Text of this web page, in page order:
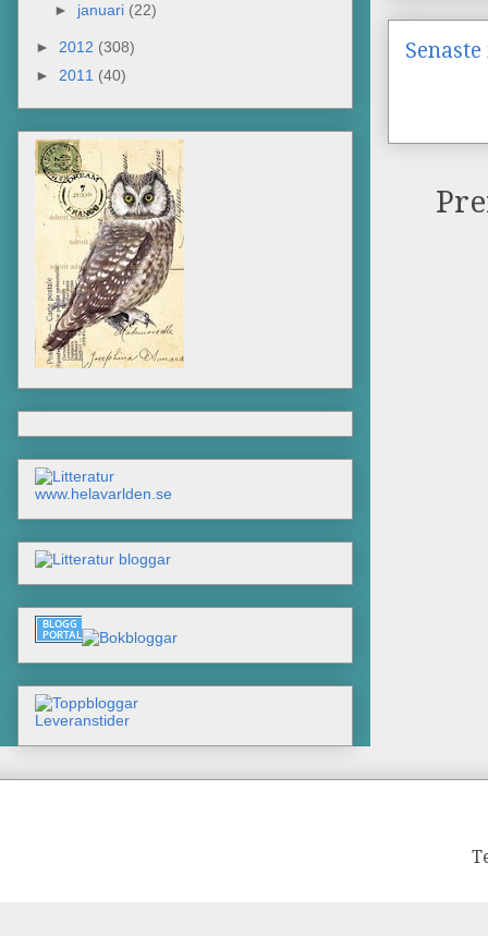
► januari (22)
► 2012 (308)
► 2011 (40)
www.helavarlden.se
Leveranstider